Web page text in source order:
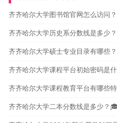
齐齐哈尔大学图书馆官网怎么访问
齐齐哈尔大学历史系分数线是多少
齐齐哈尔大学硕士专业目录有哪些
齐齐哈尔大学课程平台初始密码是
齐齐哈尔大学课程教育平台有哪些
齐齐哈尔大学二本分数线是多少？